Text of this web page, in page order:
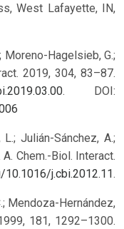
West Lafayette, IN,
Moreno-Hagelsieb, G.;
2019, 304, 83–87.
. DOI:
Julián-Sánchez, A.;
Chem.-Biol. Interact.
j.cbi.2012.11.
Mendoza-Hernández,
181, 1292–1300.